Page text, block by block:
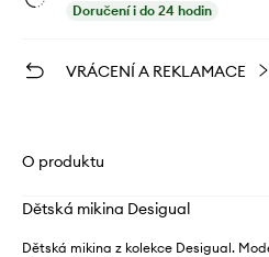
Doručení i do 24 hodin
VRÁCENÍ A REKLAMACE
O produktu
Dětská mikina Desigual
Dětská mikina z kolekce Desigual.